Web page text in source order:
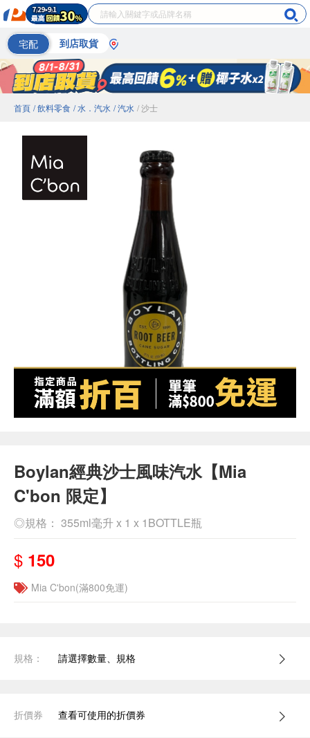
宅配 到店取貨
首頁 / 飲料零食 / 水．汽水 / 汽水 / 沙士
Boylan經典沙士風味汽水【Mia
C'bon 限定】
◎規格： 355ml毫升 x 1 x 1BOTTLE瓶
$ 150
Mia C'bon(滿800免運)
規格： 請選擇數量、規格
折價券 查看可使用的折價券